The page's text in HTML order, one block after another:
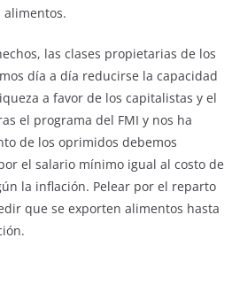
alimentos.
las clases propietarias de los
día a día reducirse la capacidad
a favor de los capitalistas y el
el programa del FMI y nos ha
de los oprimidos debemos
el salario mínimo igual al costo de
la inflación. Pelear por el reparto
que se exporten alimentos hasta